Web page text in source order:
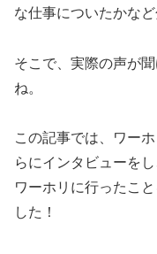
な仕事についたかな
そこで、実際の声が
ね。
この記事では、ワー
らにインタビューを
ワーホリに行ったこ
した！